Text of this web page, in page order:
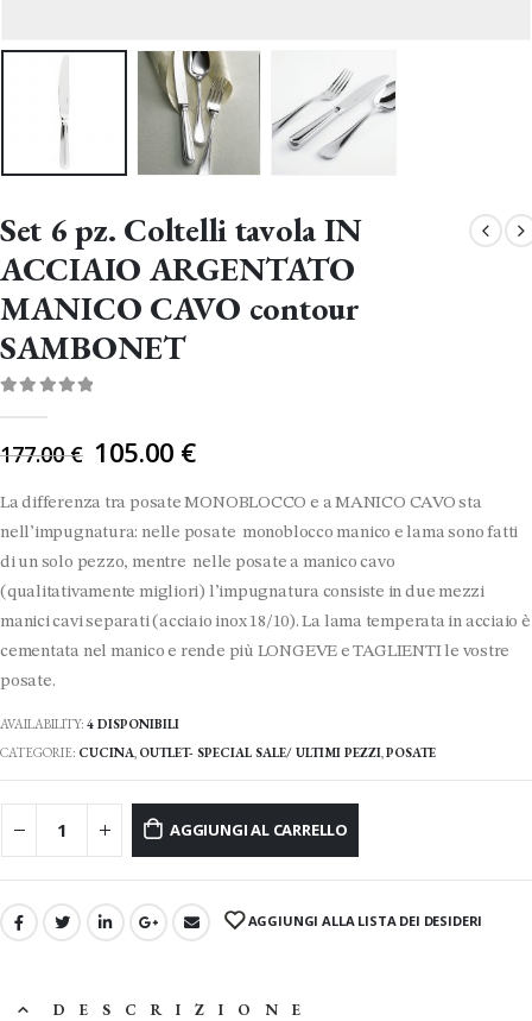
Set 6 pz. Coltelli tavola IN
ACCIAIO ARGENTATO
MANICO CAVO contour
SAMBONET
177.00€ Il
originale
era:
177.00 €.
105.00 €
La differenza tra posate MONOBLOCCO e a MANICO CAVO sta
nell’impugnatura: nelle posate monoblocco manico e lama sono fatti
di un solo pezzo, mentre nelle posate a manico cavo
(qualitativamente migliori) l’impugnatura consiste in due mezzi
manici cavi separati (acciaio inox 18/10). La lama temperata in acciaio è
cementata nel manico e rende più LONGEVE e TAGLIENTI le vostre
posate.
AVAILABILITY: 4 DISPONIBILI
CATEGORIE: CUCINA, OUTLET- SPECIAL SALE/ ULTIMI PEZZI,POSATE
AGGIUNGI AL CARRELLO
AGGIUNGI ALLA LISTA DEI DESIDERI
DESCRIZIONE